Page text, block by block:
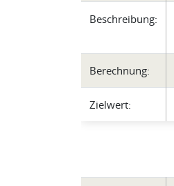
Beschreibung:
Berechnung:
Zielwert: